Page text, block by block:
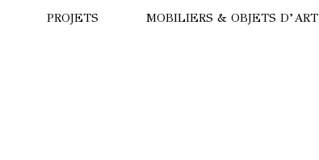
PROJETS MOBILIERS & OBJETS D’ART